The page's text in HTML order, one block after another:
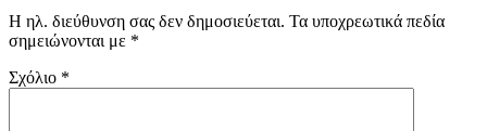
Η ηλ. διεύθυνση σας δεν δημοσιεύεται. Τα υποχρεωτικά πεδία
σημειώνονται με *
Σχόλιο *